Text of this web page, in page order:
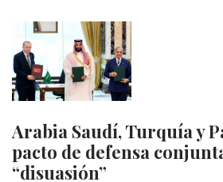
Arabia Saudí, Turquía y
pacto de defensa
“disuasión”